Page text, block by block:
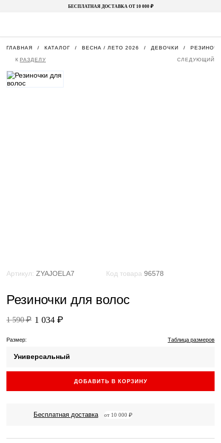
БЕСПЛАТНАЯ ДОСТАВКА ОТ 10 000 ₽
ГЛАВНАЯ КАТАЛОГ ВЕСНА / ЛЕТО 2026 ДЕВОЧКИ
К РАЗДЕЛУ СЛЕДУЮЩИЙ
Артикул: ZYAJOELA7 Код товара 96578
Резиночки для волос
1 590 ₽ 1 034 ₽
Размер: Таблица размеров
Универсальный
ДОБАВИТЬ В КОРЗИНУ
Бесплатная доставка от 10 000 ₽